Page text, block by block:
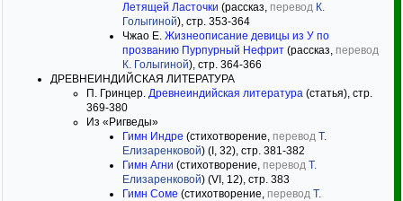
Летящей Ласточки (рассказ, перевод К.
Голыгиной), стр. 353-364
Чжао Е. Жизнеописание девицы из У по
прозванию Пурпурный Нефрит (рассказ, перевод
К. Голыгиной), стр. 364-366
ДРЕВНЕИНДИЙСКАЯ ЛИТЕРАТУРА
П. Гринцер. Древнеиндийская литература (статья), стр.
369-380
Из «Ригведы»
Гимн Индре (стихотворение, перевод Т.
Елизаренковой) (I, 32), стр. 381-382
Гимн Агни (стихотворение, перевод Т.
Елизаренковой) (VI, 12), стр. 383
Гимн Соме (стихотворение, перевод Т.